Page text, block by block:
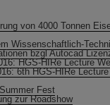
von 4000 Tonnen
Wissenschaftlich-
bzgl Autocad
HGS-HIRe Lecture
6th HGS-HIRe
Fest
zur Roadshow